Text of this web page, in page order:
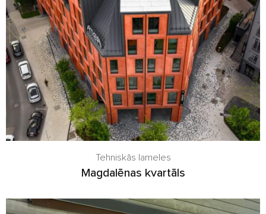
Tehniskās lameles
Magdalēnas kvartāls